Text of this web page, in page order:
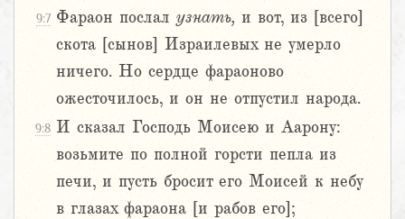
9:7 Фараон послал узнать, и вот, из [всего]
скота [сынов] Израилевых не умерло
ничего. Но сердце фараоново
ожесточилось, и он не отпустил народа.
9:8 И сказал Господь Моисею и Аарону:
возьмите по полной горсти пепла из
печи, и пусть бросит его Моисей к небу
в глазах фараона [и рабов его];